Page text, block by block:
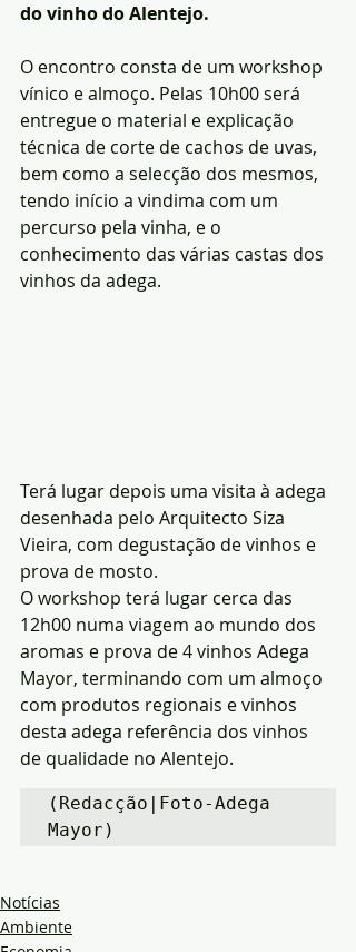
do vinho do Alentejo.
O encontro consta de um workshop
vínico e almoço. Pelas 10h00 será
entregue o material e explicação
técnica de corte de cachos de uvas,
bem como a selecção dos mesmos,
tendo início a vindima com um
percurso pela vinha, e o
conhecimento das várias castas dos
vinhos da adega.
Terá lugar depois uma visita à adega
desenhada pelo Arquitecto Siza
Vieira, com degustação de vinhos e
prova de mosto.
O workshop terá lugar cerca das
12h00 numa viagem ao mundo dos
aromas e prova de 4 vinhos Adega
Mayor, terminando com um almoço
com produtos regionais e vinhos
desta adega referência dos vinhos
de qualidade no Alentejo.
(Redacção|Foto-Adega
Mayor)
Notícias
Ambiente